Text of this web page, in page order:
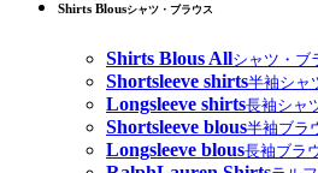
Shirts Blousシャツ・ブラウス
Shirts Blous Allシャツ・ブ
Shortsleeve shirts半袖シャ
Longsleeve shirts長袖シャ
Shortsleeve blous半袖ブラ
Longsleeve blous長袖ブラ